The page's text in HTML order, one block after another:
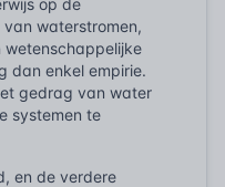
waterstromen,
wetenschappelijke
dan enkel empirie.
gedrag van water
systemen te
en de verdere